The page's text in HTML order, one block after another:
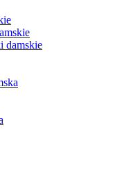
damskie